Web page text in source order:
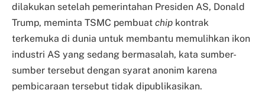
dilakukan setelah pemerintahan Presiden AS, Donald
Trump, meminta TSMC pembuat chip kontrak
terkemuka di dunia untuk membantu memulihkan ikon
industri AS yang sedang bermasalah, kata sumber-
sumber tersebut dengan syarat anonim karena
pembicaraan tersebut tidak dipublikasikan.